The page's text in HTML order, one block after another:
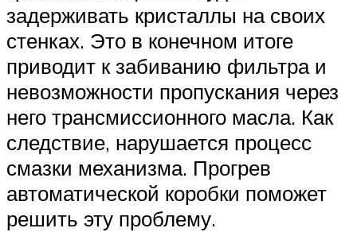
задерживать кристаллы на своих
стенках. Это в конечном итоге
приводит к забиванию фильтра и
невозможности пропускания через
него трансмиссионного масла. Как
следствие, нарушается процесс
смазки механизма. Прогрев
автоматической коробки поможет
решить эту проблему.